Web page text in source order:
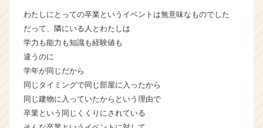
届
く
就
ト
チ
ア
わたしにとっての卒業というイベントは無意味なものでした
だって、隣にいる人とわたしは
学力も能力も知識も経験値も
違うのに
学年が同じだから
同じタイミングで同じ部屋に入ったから
同じ建物に入っていたからという理由で
卒業という同じくくりにされている